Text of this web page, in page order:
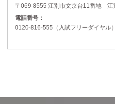
〒069-8555 江別市文京台11番地
電話番号：
0120-816-555（入試フリーダイヤル）